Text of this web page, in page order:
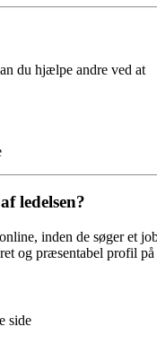
du hjælpe andre ved at
ledelsen?
inden de søger et
og præsentabel profil på
side